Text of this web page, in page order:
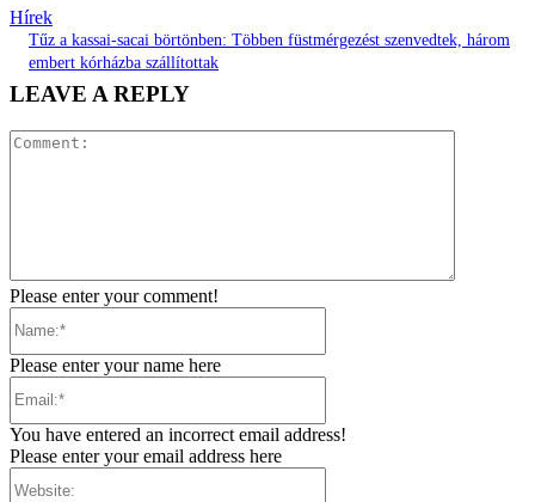
Hírek
Tűz a kassai-sacai börtönben: Többen füstmérgezést szenvedtek, három
embert kórházba szállítottak
LEAVE A REPLY
Please enter your comment!
Please enter your name here
You have entered an incorrect email address!
Please enter your email address here